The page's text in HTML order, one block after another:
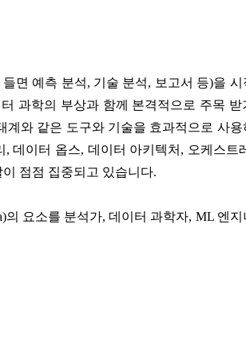
면 예측 분석, 기술 분석, 보고서 등)을
과학의 부상과 함께 본격적으로 주목 받
와 같은 도구와 기술을 효과적으로 사용
데이터 옵스, 데이터 아키텍처, 오케스트
점점 집중되고 있습니다.
요소를 분석가, 데이터 과학자, ML 엔